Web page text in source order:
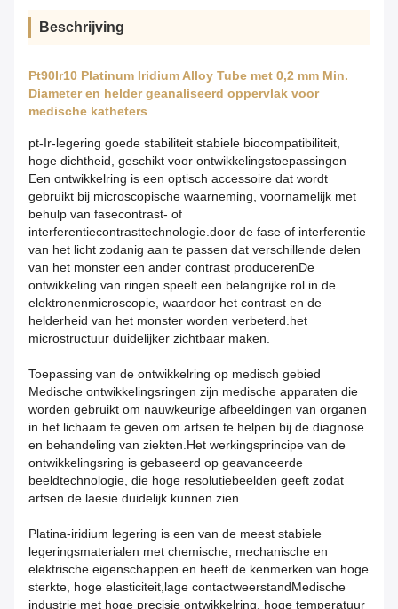
Beschrijving
Pt90Ir10 Platinum Iridium Alloy Tube met 0,2 mm Min.
Diameter en helder geanaliseerd oppervlak voor
medische katheters
pt-Ir-legering goede stabiliteit stabiele biocompatibiliteit,
hoge dichtheid, geschikt voor ontwikkelingstoepassingen
Een ontwikkelring is een optisch accessoire dat wordt
gebruikt bij microscopische waarneming, voornamelijk met
behulp van fasecontrast- of
interferentiecontrasttechnologie.door de fase of interferentie
van het licht zodanig aan te passen dat verschillende delen
van het monster een ander contrast producerenDe
ontwikkeling van ringen speelt een belangrijke rol in de
elektronenmicroscopie, waardoor het contrast en de
helderheid van het monster worden verbeterd.het
microstructuur duidelijker zichtbaar maken.
Toepassing van de ontwikkelring op medisch gebied
Medische ontwikkelingsringen zijn medische apparaten die
worden gebruikt om nauwkeurige afbeeldingen van organen
in het lichaam te geven om artsen te helpen bij de diagnose
en behandeling van ziekten.Het werkingsprincipe van de
ontwikkelingsring is gebaseerd op geavanceerde
beeldtechnologie, die hoge resolutiebeelden geeft zodat
artsen de laesie duidelijk kunnen zien
Platina-iridium legering is een van de meest stabiele
legeringsmaterialen met chemische, mechanische en
elektrische eigenschappen en heeft de kenmerken van hoge
sterkte, hoge elasticiteit,lage contactweerstandMedische
industrie met hoge precisie ontwikkelring, hoge temperatuur